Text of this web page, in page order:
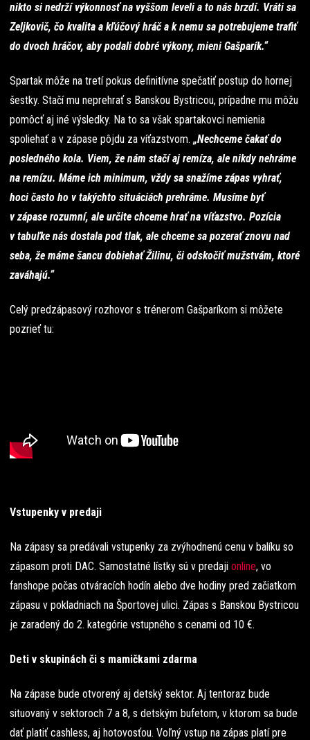
nikto si nedrží výkonnosť na vyššom leveli a to nás brzdí. Vráti sa
Zeljkovič, čo kvalita a kľúčový hráč a k nemu sa potrebujeme trafiť
do dvoch hráčov, aby podali dobré výkony, mieni Gašparík.“
Spartak môže na tretí pokus definitívne spečatiť postup do hornej
šestky. Stačí mu neprehrať s Banskou Bystricou, prípadne mu môžu
pomôcť aj iné výsledky. Na to sa však spartakovci nemienia
spoliehať a v zápase pôjdu za víťazstvom. „Nechceme čakať do
posledného kola. Viem, že nám stačí aj remíza, ale nikdy nehráme
na remízu. Máme ich minimum, vždy sa snažíme zápas vyhrať,
hoci často ho v takýchto situáciách prehráme. Musíme byť
v zápase rozumní, ale určite chceme hrať na víťazstvo. Pozícia
v tabuľke nás dostala pod tlak, ale chceme sa pozerať znovu nad
seba, že máme šancu dobiehať Žilinu, či odskočiť mužstvám, ktoré
zaváhajú.“
Celý predzápasový rozhovor s trénerom Gašparíkom si môžete
pozrieť tu:
Vstupenky v predaji
Na zápasy sa predávali vstupenky za zvýhodnenú cenu v balíku so
zápasom proti DAC. Samostatné lístky sú v predaji online, vo
fanshope počas otváracích hodín alebo dve hodiny pred začiatkom
zápasu v pokladniach na Športovej ulici. Zápas s Banskou Bystricou
je zaradený do 2. kategórie vstupného s cenami od 10 €.
Deti v skupinách či s mamičkami zdarma
Na zápase bude otvorený aj detský sektor. Aj tentoraz bude
situovaný v sektoroch 7 a 8, s detským bufetom, v ktorom sa bude
dať platiť cashless, aj hotovosťou. Voľný vstup na zápas platí pre